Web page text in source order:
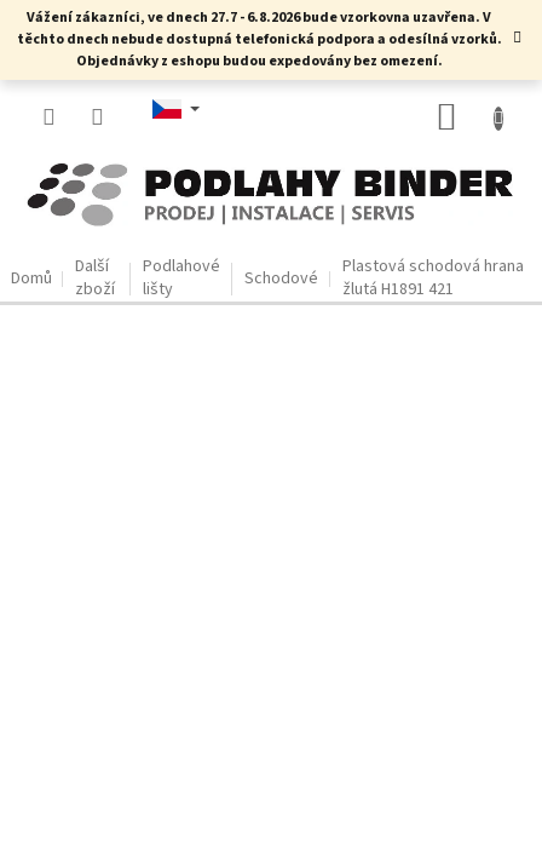
PřejítVážení zákazníci, ve dnech 27.7 - 6.8.2026 bude vzorkovna uzavřena. V
těchto dnech nebude dostupná telefonická podpora a odesílná vzorků.
Objednávky z eshopu budou expedovány bez omezení.
Domů
Další
zboží
Podlahové
lišty
Schodové
Plastová schodová hrana
žlutá H1891 421